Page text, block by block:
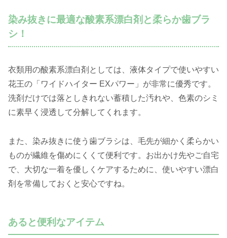
染み抜きに最適な酸素系漂白剤と柔らか歯ブラ
シ！
衣類用の酸素系漂白剤としては、液体タイプで使いやすい
花王の「ワイドハイター EXパワー」が非常に優秀です。
洗剤だけでは落としきれない蓄積した汚れや、色素のシミ
に素早く浸透して分解してくれます。
また、染み抜きに使う歯ブラシは、毛先が細かく柔らかい
ものが繊維を傷めにくくて便利です。お出かけ先やご自宅
で、大切な一着を優しくケアするために、使いやすい漂白
剤を常備しておくと安心ですね。
あると便利なアイテム